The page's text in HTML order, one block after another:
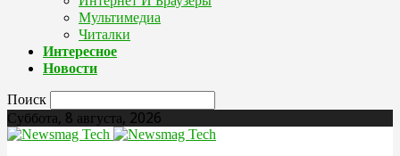
Мультимедиа
Читалки
Интересное
Новости
Поиск
Суббота, 8 августа, 2026